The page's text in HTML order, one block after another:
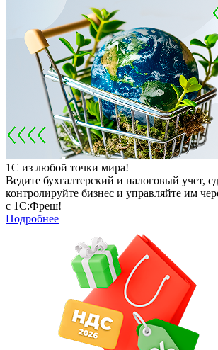
1С из любой точки мира!
Ведите бухгалтерский и налоговый учет,
контролируйте бизнес и управляйте им
с 1С:Фреш!
Подробнее